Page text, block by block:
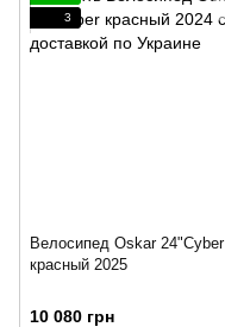
3
Велосипед Oskar 24"Cyber
красный 2025
10 080 грн